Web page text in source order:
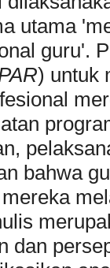
utama
guru'.
) untuk
bahwa
dan